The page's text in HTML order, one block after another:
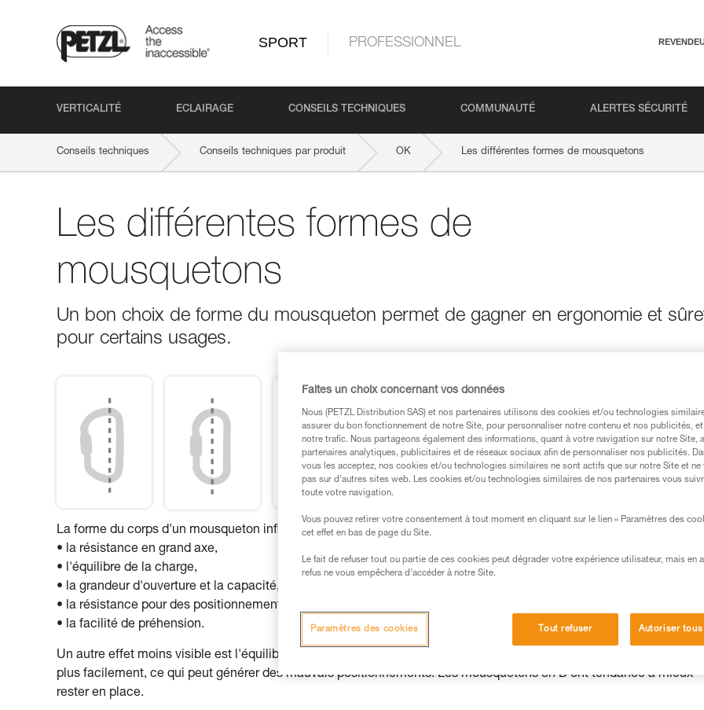
SPORT PROFESSIONNEL
VERTICALITÉ ECLAIRAGE CONSEILS TECHNIQUES COMMUNAUTÉ ALERTES SÉCURITÉ
Conseils techniques Conseils techniques par produit OK Les différentes formes de mousquetons
Les différentes formes de
mousquetons
Un bon choix de forme du mousqueton permet de gagner en ergonomie et
pour certains usages.
La forme du corps d'un mousqueton influe sur :
• la résistance en grand axe,
• l'équilibre de la charge,
• la grandeur d'ouverture et la capacité,
• la résistance pour des positionnements particuliers,
• la facilité de préhension.
Un autre effet moins visible est l'équilibre du mousqueton lui-même : par exemple les mousquetons en poire
plus facilement, ce qui peut générer des mauvais positionnements. Les mousquetons en D ont tendance à mieux
rester en place.
Faites un choix concernant vos données
Nous (PETZL Distribution SAS) et nos partenaires utilisons des cookies et/ou technologies
assurer du bon fonctionnement de notre Site, pour personnaliser notre contenu et nos publicités,
notre trafic. Nous partageons également des informations, quant à votre navigation sur notre Site,
partenaires analytiques, publicitaires et de réseaux sociaux afin de personnaliser nos publicités.
vous les acceptez, nos cookies et/ou technologies similaires ne sont actifs que sur notre Site et ne
pas sur d’autres sites web. Les cookies et/ou technologies similaires de nos partenaires vous
toute votre navigation.
Vous pouvez retirer votre consentement à tout moment en cliquant sur le lien « Paramètres des
cet effet en bas de page du Site.
Le fait de refuser tout ou partie de ces cookies peut dégrader votre expérience utilisateur, mais en
refus ne vous empêchera d’accéder à notre Site.
Tout refuser Autoriser
Paramètres des cookies